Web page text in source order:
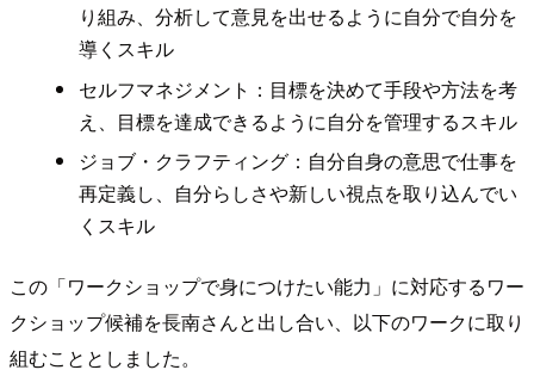
り組み、分析して意見を出せるように自分で自分を
導くスキル
セルフマネジメント：目標を決めて手段や方法を考
え、目標を達成できるように自分を管理するスキル
ジョブ・クラフティング：自分自身の意思で仕事を
再定義し、自分らしさや新しい視点を取り込んでい
くスキル
この「ワークショップで身につけたい能力」に対応するワー
クショップ候補を長南さんと出し合い、以下のワークに取り
組むこととしました。